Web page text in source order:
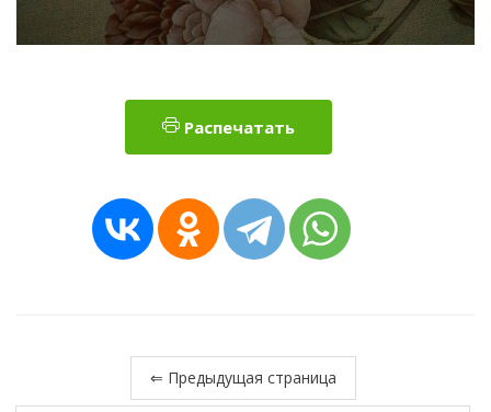
Распечатать
⇐ Предыдущая страница